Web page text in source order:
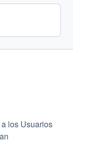
los Usuarios